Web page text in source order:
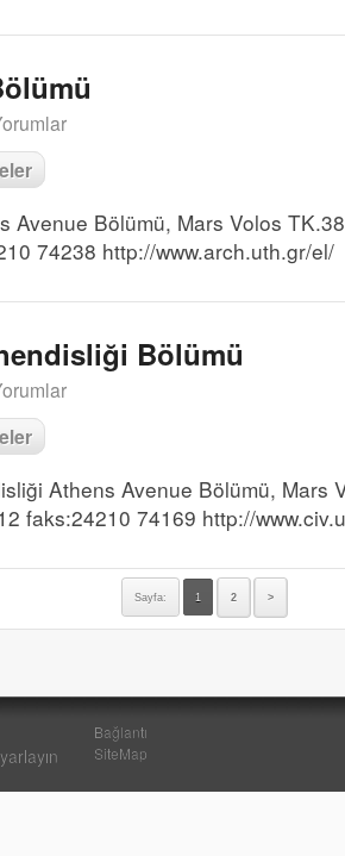
Avenue Bölümü, Mars Volos
74238 http://www.arch.uth.gr/el/
Bölümü
Athens Avenue Bölümü, Mars
faks:24210 74169 http://
Sayfa: 1 2 >
Bağlantı
SiteMap